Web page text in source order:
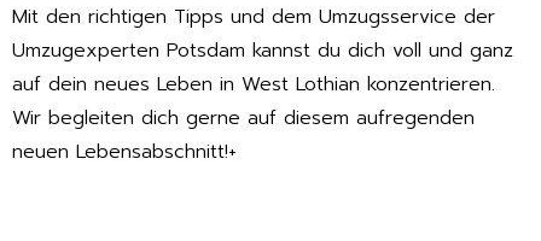
Mit den richtigen Tipps und dem Umzugsservice der
Umzugexperten Potsdam kannst du dich voll und ganz
auf dein neues Leben in West Lothian konzentrieren.
Wir begleiten dich gerne auf diesem aufregenden
neuen Lebensabschnitt!+